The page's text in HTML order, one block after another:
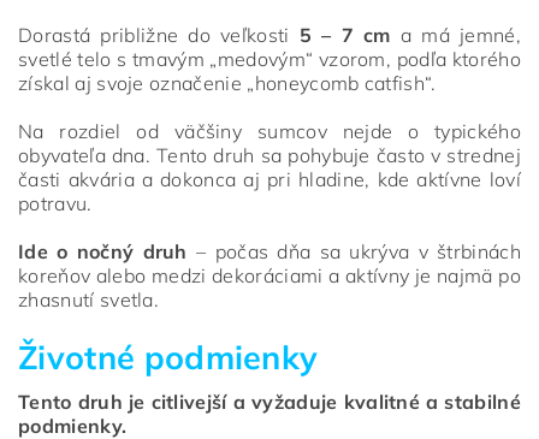
Dorastá približne do veľkosti 5 – 7 cm a má jemné,
svetlé telo s tmavým „medovým“ vzorom, podľa ktorého
získal aj svoje označenie „honeycomb catfish“.
Na rozdiel od väčšiny sumcov nejde o typického
obyvateľa dna. Tento druh sa pohybuje často v strednej
časti akvária a dokonca aj pri hladine, kde aktívne loví
potravu.
Ide o nočný druh – počas dňa sa ukrýva v štrbinách
koreňov alebo medzi dekoráciami a aktívny je najmä po
zhasnutí svetla.
Životné podmienky
Tento druh je citlivejší a vyžaduje kvalitné a stabilné
podmienky.